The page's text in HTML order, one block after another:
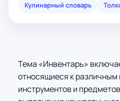
Кулинарный словарь
Тема «Инвентарь»
относящиеся к
инструментов и